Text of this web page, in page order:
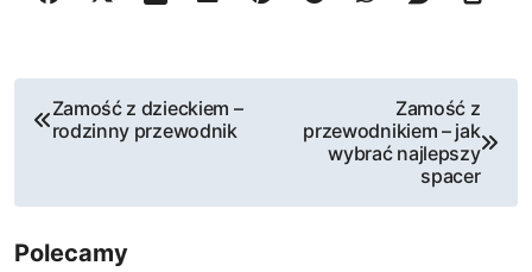
N
w
i
Zamość z dzieckiem –
rodzinny przewodnik
Zamość z
przewodnikiem – jak
wybrać najlepszy
spacer
Polecamy